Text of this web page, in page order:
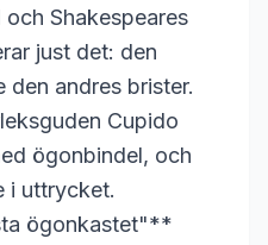
Shakespeares
just det: den
den andres brister.
Cupido
ögonbindel, och
i uttrycket.
ögonkastet"**